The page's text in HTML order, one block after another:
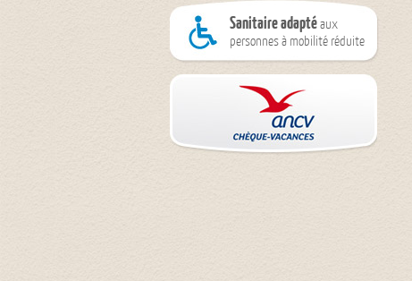
Sanitaire adaptéaux
personnes à mobilité réduite